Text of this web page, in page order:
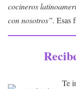
cocineros
con nosotros”. Esas
Te